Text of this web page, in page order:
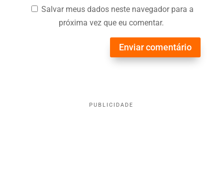
Salvar meus dados neste navegador para a
próxima vez que eu comentar.
Enviar comentário
PUBLICIDADE